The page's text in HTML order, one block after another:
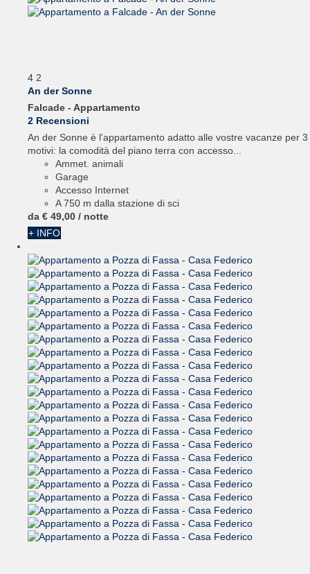
4 2
An der Sonne
Falcade - Appartamento
2 Recensioni
An der Sonne è l'appartamento adatto alle vostre vacanze per 3
motivi: la comodità del piano terra con accesso...
Ammet. animali
Garage
Accesso Internet
A 750 m dalla stazione di sci
da € 49,00 / notte
+ INFO